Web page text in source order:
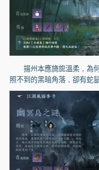
揚州本應旖旎溫柔，為何
照不到的黑暗角落，卻有蛇